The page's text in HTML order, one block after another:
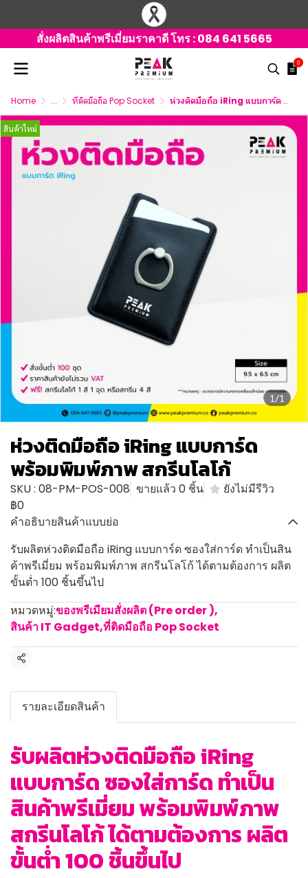
สั่งผลิตสินค้าพรีเมี่ยมราคาดี โทร :084 641 5665
0
Home ... ที่ติดมือถือ Pop Socket ห่วงติดมือถือ iRing แบบการ์ด พร้อมพิมพ์ภาพ สกรีนโลโก้
1/1
สินค้าใหม่
ห่วงติดมือถือ iRing แบบการ์ด
พร้อมพิมพ์ภาพ สกรีนโลโก้
SKU : 08-PM-POS-008 ขายแล้ว 0 ชิ้น
ยังไม่มีรีวิว
฿0
คำอธิบายสินค้าแบบย่อ
รับผลิตห่วงติดมือถือ iRing แบบการ์ด ซองใส่การ์ด ทำเป็นสิน
ค้าพรีเมี่ยม พร้อมพิมพ์ภาพ สกรีนโลโก้ ได้ตามต้องการ ผลิต
ขั้นต่ำ 100 ชิ้นขึ้นไป
หมวดหมู่:ของพรีเมียมสั่งผลิต (Pre order ),
สินค้า IT Gadget,ที่ติดมือถือ Pop Socket
แชร์
รายละเอียดสินค้า
รับผลิตห่วงติดมือถือ iRing
แบบการ์ด ซองใส่การ์ด ทำเป็น
สินค้าพรีเมี่ยม พร้อมพิมพ์ภาพ
สกรีนโลโก้ ได้ตามต้องการ ผลิต
ขั้นต่ำ 100 ชิ้นขึ้นไป